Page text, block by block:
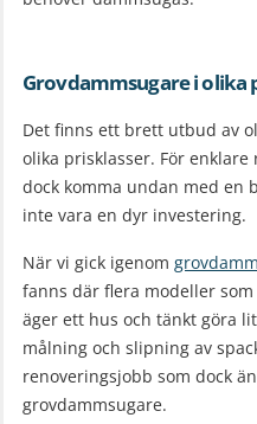
Grovdammsugare i olika
Det finns ett brett utbud av
olika prisklasser. För
dock komma undan med en
inte vara en dyr investering.
När vi gick igenom
fanns där flera modeller
äger ett hus och tänkt göra
målning och slipning av
renoveringsjobb som dock
grovdammsugare.